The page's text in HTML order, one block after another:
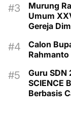
Murung
Umum
Gereja
Calon
Guru SDN
SCIENCE
Berbasis